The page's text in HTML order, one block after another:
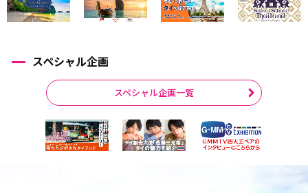
スペシャル企画
スペシャル企画一覧